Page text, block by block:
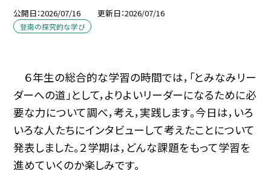
公開日 2026/07/16 更新日 2026/07/16
登南の探究的な学び
６年生の総合的な学習の時間では，「とみなみリー
ダーへの道」として，よりよいリーダーになるために必
要な力について調べ，考え，実践します。今日は，いろ
いろな人たちにインタビューして考えたことについて
発表しました。２学期は，どんな課題をもって学習を
進めていくのか楽しみです。